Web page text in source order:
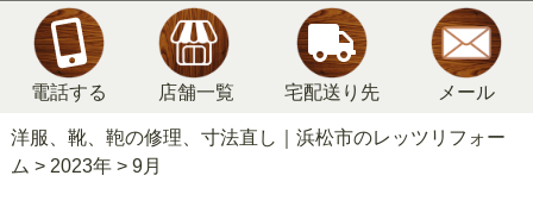
電話する 店舗一覧 宅配送り先 メール
洋服、靴、鞄の修理、寸法直し｜浜松市のレッツリフォー
ム > 2023年> 9月